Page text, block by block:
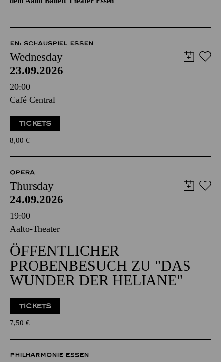
EN: SCHAUSPIEL ESSEN
Wednesday
23.09.2026
20:00
Café Central
TICKETS
8,00 €
OPERA
Thursday
24.09.2026
19:00
Aalto-Theater
ÖFFENTLICHER
PROBENBESUCH ZU "DAS
WUNDER DER HELIANE"
TICKETS
7,50 €
PHILHARMONIE ESSEN